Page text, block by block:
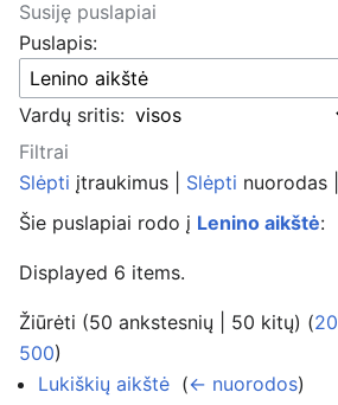
Susiję puslapiai
Puslapis:
Vardų sritis:
Filtrai
Slėpti įtraukimus | Slėpti nuorodas |
Šie puslapiai rodo į Lenino aikštė:
Displayed 6 items.
Žiūrėti (50 ankstesnių | 50 kitų) (20
500)
Lukiškių aikštė (← nuorodos)